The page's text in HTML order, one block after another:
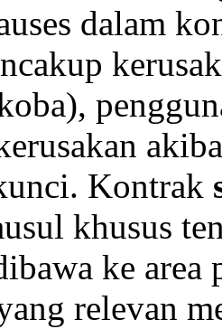
dalam
Kontrak
khusus
ke area
relevan